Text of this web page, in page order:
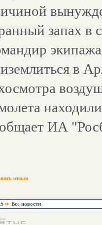
запах в
в
ИА
отзыв
Все новости